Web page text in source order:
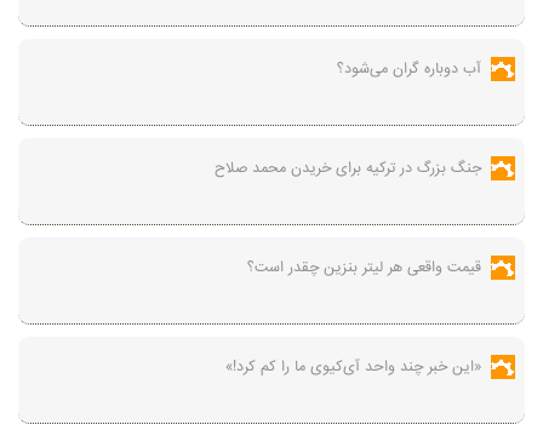
آب دوباره گران می‌شود؟
جنگ بزرگ در ترکیه برای خریدن محمد صلاح
قیمت واقعی هر لیتر بنزین چقدر است؟
«این خبر چند واحد آی‌کیوی ما را کم کرد!»